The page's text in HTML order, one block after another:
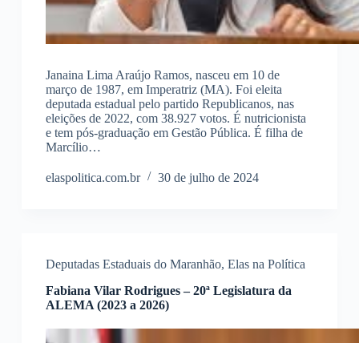
Janaina Lima Araújo Ramos, nasceu em 10 de
março de 1987, em Imperatriz (MA). Foi eleita
deputada estadual pelo partido Republicanos, nas
eleições de 2022, com 38.927 votos. É nutricionista
e tem pós-graduação em Gestão Pública. É filha de
Marcílio…
elaspolitica.com.br 30 de julho de 2024
Deputadas Estaduais do Maranhão, Elas na Política
Fabiana Vilar Rodrigues – 20ª Legislatura da
ALEMA (2023 a 2026)